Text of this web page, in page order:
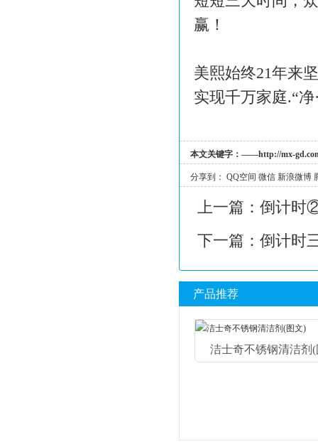
赢！
美熙始终21年来
实现千万家庭.“净
本文关键字： ——http://mx-
分享到： QQ空间 微信 新浪微博
上一篇： 倒计时
下一篇： 倒计时
产品推荐
洁士奇不锈钢清洁剂(